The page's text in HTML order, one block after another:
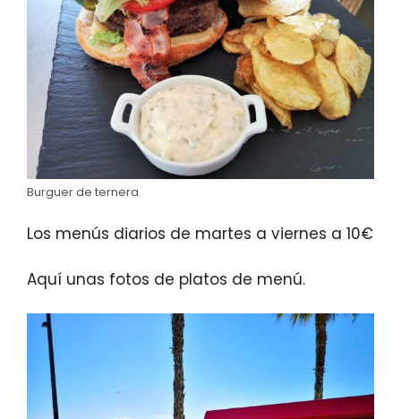
Burguer de ternera.
Los menús diarios de martes a viernes a 10€
Aquí unas fotos de platos de menú.